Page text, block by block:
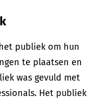
publiek om hun
te plaatsen en
was gevuld met
Het publiek